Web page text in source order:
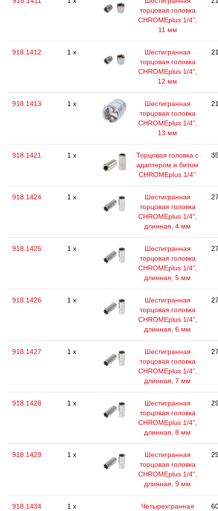
торцовая головка
CHROMEplus 1/4",
11 мм
918.1412 1 x
Шестигранная
торцовая головка
CHROMEplus 1/4",
12 мм
918.1413 1 x
Шестигранная
торцовая головка
CHROMEplus 1/4",
13 мм
918.1421 1 x
Торцовая головка с
адаптером и битом
CHROMEplus 1/4''
918.1424 1 x
Шестигранная
торцовая головка
CHROMEplus 1/4",
длинная, 4 мм
918.1425 1 x
Шестигранная
торцовая головка
CHROMEplus 1/4",
длинная, 5 мм
918.1426 1 x
Шестигранная
торцовая головка
CHROMEplus 1/4",
длинная, 6 мм
918.1427 1 x
Шестигранная
торцовая головка
CHROMEplus 1/4",
длинная, 7 мм
918.1428 1 x
Шестигранная
торцовая головка
CHROMEplus 1/4",
длинная, 8 мм
918.1429 1 x
Шестигранная
торцовая головка
CHROMEplus 1/4",
длинная, 9 мм
918.1434 1 x
Четырехгранная